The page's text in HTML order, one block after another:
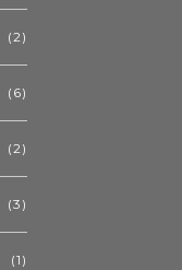
(2)
(6)
(2)
(3)
(1)